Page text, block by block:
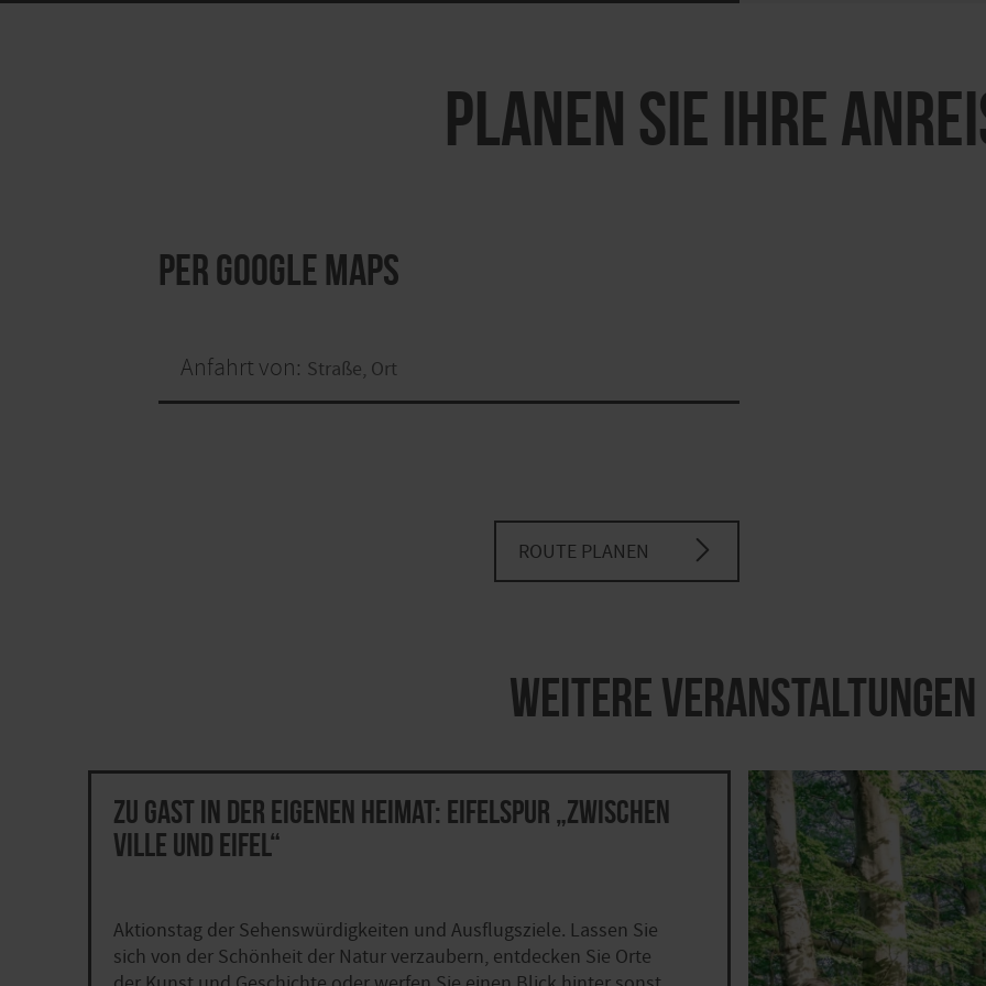
PLANEN SIE IHRE
per Google Maps
Anfahrt von:
ROUTE PLANEN
Weitere Veranstaltungen
Zu Gast in der eigenen Heimat: EifelSpur „Zwischen
Ville und Eifel“
Aktionstag der Sehenswürdigkeiten und Ausflugsziele. Lassen Sie
sich von der Schönheit der Natur verzaubern, entdecken Sie Orte